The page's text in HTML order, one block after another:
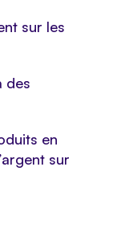
sur les
des
en
sur